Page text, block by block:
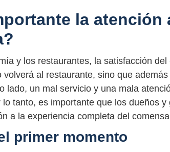
la atención
y los restaurantes, la satisfacción
al restaurante, sino que
lado, un mal servicio y una mala
tanto, es importante que los dueños y
a la experiencia completa del
primer momento